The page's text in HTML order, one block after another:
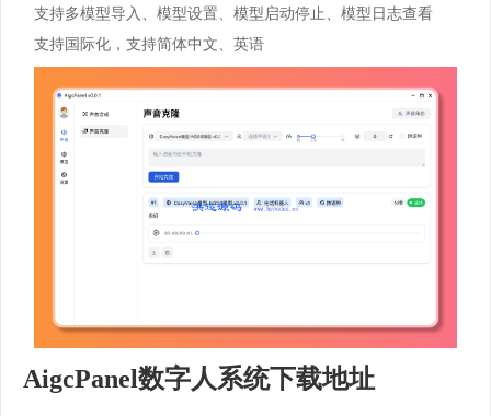
支持多模型导入、模型设置、模型启动停止、模型日志查看
支持国际化，支持简体中文、英语
AigcPanel数字人系统下载地址